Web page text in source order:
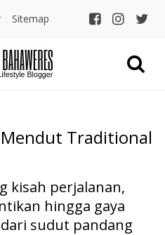
Sitemap
Traditional
kisah perjalanan,
hingga gaya
sudut pandang